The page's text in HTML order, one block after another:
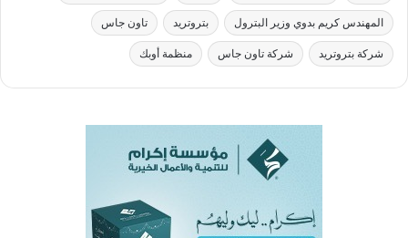
المهندس كريم بدوي وزير البترول بتروتريد تاون جاس
شركة بتروتريد شركة تاون جاس منظمة أوبك